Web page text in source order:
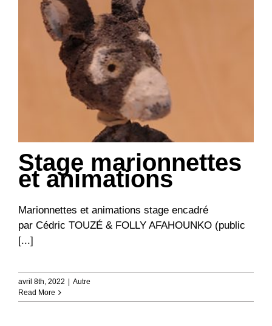
Stage marionnettes
et animations
Marionnettes et animations stage encadré
par Cédric TOUZÉ & FOLLY AFAHOUNKO (public
[...]
avril 8th, 2022
Autre
Read More